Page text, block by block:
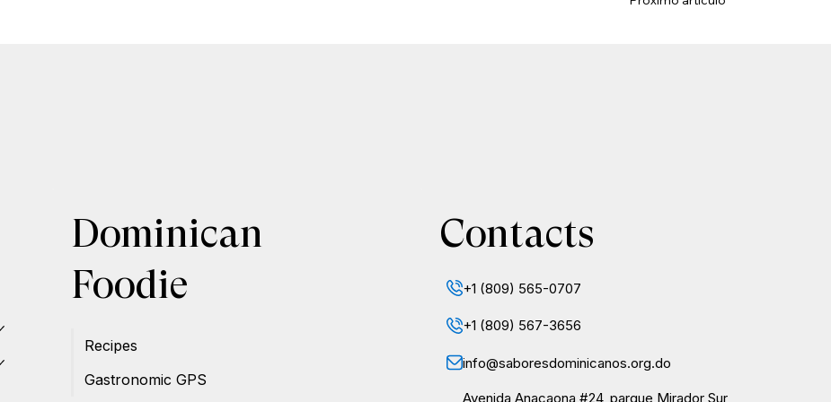
Dominican
Foodie
Recipes
Gastronomic GPS
Contacts
+1 (809) 565-0707
+1 (809) 567-3656
info@saboresdominicanos.org.do
Avenida Anacaona #24, parque Mirador Sur,